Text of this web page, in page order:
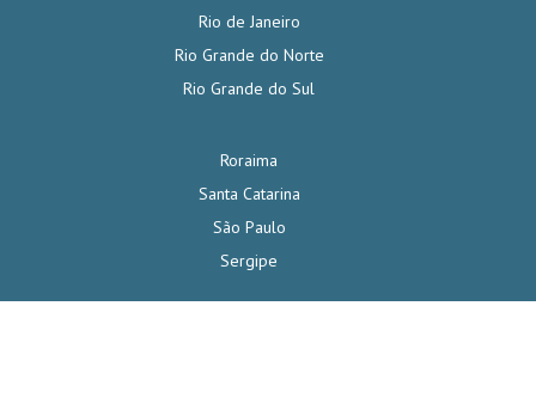
Rio de Janeiro
Rio Grande do Norte
Rio Grande do Sul
Roraima
Santa Catarina
São Paulo
Sergipe